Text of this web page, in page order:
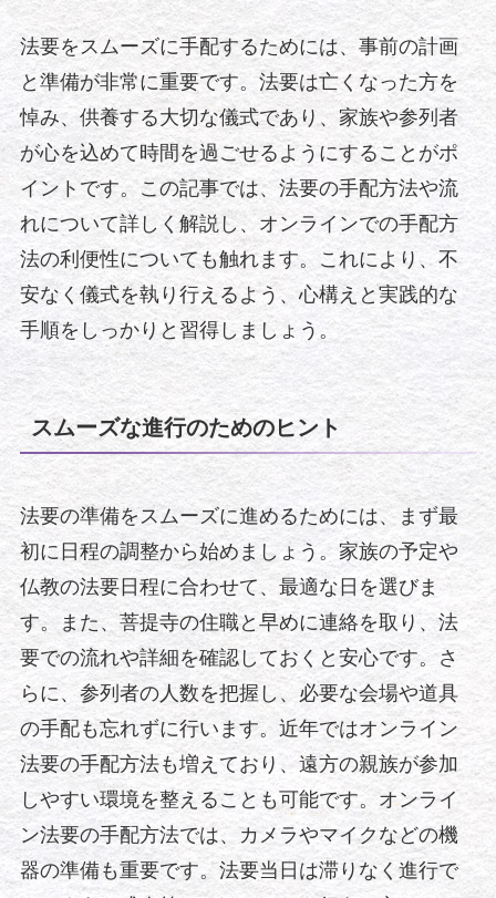
法要をスムーズに手配するためには、事前の計画
と準備が非常に重要です。法要は亡くなった方を
悼み、供養する大切な儀式であり、家族や参列者
が心を込めて時間を過ごせるようにすることがポ
イントです。この記事では、法要の手配方法や流
れについて詳しく解説し、オンラインでの手配方
法の利便性についても触れます。これにより、不
安なく儀式を執り行えるよう、心構えと実践的な
手順をしっかりと習得しましょう。
スムーズな進行のためのヒント
法要の準備をスムーズに進めるためには、まず最
初に日程の調整から始めましょう。家族の予定や
仏教の法要日程に合わせて、最適な日を選びま
す。また、菩提寺の住職と早めに連絡を取り、法
要での流れや詳細を確認しておくと安心です。さ
らに、参列者の人数を把握し、必要な会場や道具
の手配も忘れずに行います。近年ではオンライン
法要の手配方法も増えており、遠方の親族が参加
しやすい環境を整えることも可能です。オンライ
ン法要の手配方法では、カメラやマイクなどの機
器の準備も重要です。法要当日は滞りなく進行で